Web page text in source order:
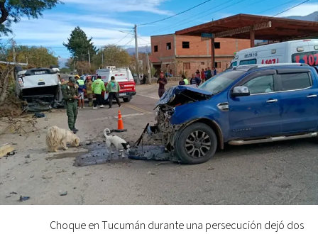
Choque en Tucumán durante una persecución dejó dos